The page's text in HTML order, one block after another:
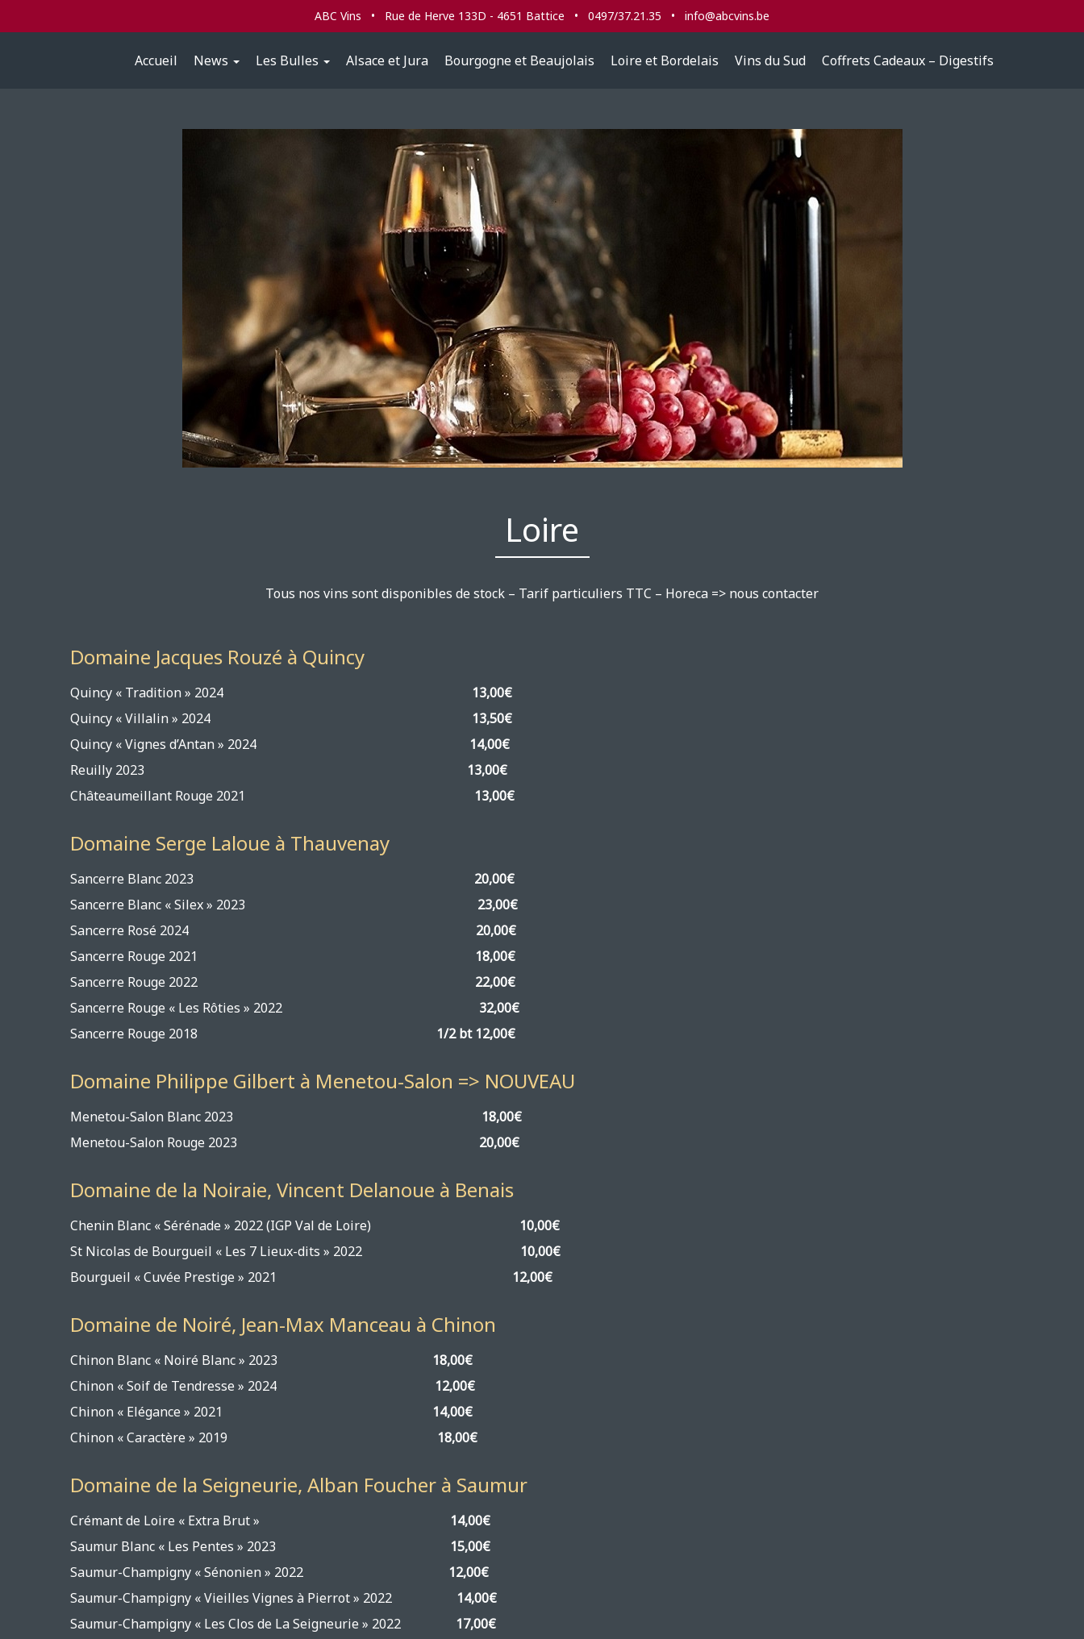
ABC Vins • Rue de Herve 133D - 4651 Battice • 0497/37.21.35 • info@abcvins.be
Accueil News Les Bulles Alsace et Jura Bourgogne et Beaujolais Loire et Bordelais Vins du Sud Coffrets Cadeaux – Digestifs
Loire
Tous nos vins sont disponibles de stock – Tarif particuliers TTC – Horeca => nous contacter
Domaine Jacques Rouzé à Quincy
Quincy « Tradition » 2024 13,00€
Quincy « Villalin » 2024 13,50€
Quincy « Vignes d’Antan » 2024 14,00€
Reuilly 2023
13,00€
Châteaumeillant Rouge 2021 13,00€
Domaine Serge Laloue à Thauvenay
Sancerre Blanc 2023
20,00€
Sancerre Blanc « Silex » 2023
23,00€
Sancerre Rosé 2024
20,00€
Sancerre Rouge 2021
18,00€
Sancerre Rouge 2022
22,00€
Sancerre Rouge « Les Rôties » 2022
32,00€
Sancerre Rouge 2018 1/2 bt 12,00€
Domaine Philippe Gilbert à Menetou-Salon => NOUVEAU
Menetou-Salon Blanc 2023 18,00€
Menetou-Salon Rouge 2023 20,00€
Domaine de la Noiraie, Vincent Delanoue à Benais
Chenin Blanc « Sérénade » 2022 (IGP Val de Loire) 10,00€
St Nicolas de Bourgueil « Les 7 Lieux-dits » 2022 10,00€
Bourgueil « Cuvée Prestige » 2021 12,00€
Domaine de Noiré, Jean-Max Manceau à Chinon
Chinon Blanc « Noiré Blanc » 2023 18,00€
Chinon « Soif de Tendresse » 2024 12,00€
Chinon « Elégance » 2021 14,00€
Chinon « Caractère » 2019 18,00€
Domaine de la Seigneurie, Alban Foucher à Saumur
Crémant de Loire « Extra Brut » 14,00€
Saumur Blanc « Les Pentes » 2023 15,00€
Saumur-Champigny « Sénonien » 2022 12,00€
Saumur-Champigny « Vieilles Vignes à Pierrot » 2022 14,00€
Saumur-Champigny « Les Clos de La Seigneurie » 2022 17,00€